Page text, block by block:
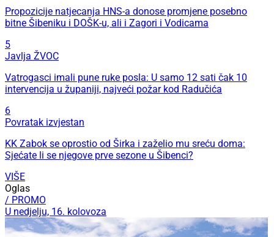
Propozicije natjecanja HNS-a donose promjene posebno
bitne Šibeniku i DOŠK-u, ali i Zagori i Vodicama
5
Javlja ŽVOC
Vatrogasci imali pune ruke posla: U samo 12 sati čak 10
intervencija u županiji, najveći požar kod Radučića
6
Povratak izvjestan
KK Zabok se oprostio od Širka i zaželio mu sreću doma:
Sjećate li se njegove prve sezone u Šibenci?
VIŠE
Oglas
/ PROMO
U nedjelju, 16. kolovoza